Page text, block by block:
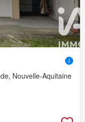
Nouvelle-Aquitaine